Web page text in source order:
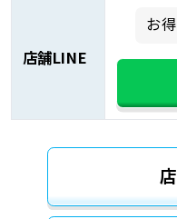
店舗LINE
お